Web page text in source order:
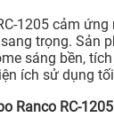
1205 cảm
trọng. Sản
sáng bền,
ích sử dụng
Ranco RC-